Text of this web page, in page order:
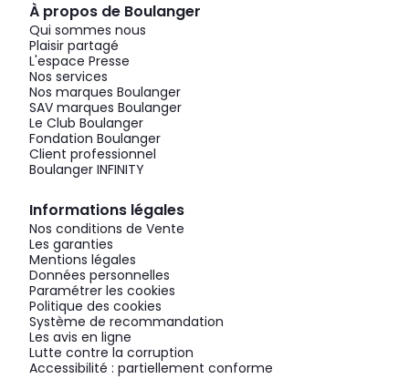
À propos de Boulanger
Qui sommes nous
Plaisir partagé
L'espace Presse
Nos services
Nos marques Boulanger
SAV marques Boulanger
Le Club Boulanger
Fondation Boulanger
Client professionnel
Boulanger INFINITY
Informations légales
Nos conditions de Vente
Les garanties
Mentions légales
Données personnelles
Paramétrer les cookies
Politique des cookies
Système de recommandation
Les avis en ligne
Lutte contre la corruption
Accessibilité : partiellement conforme